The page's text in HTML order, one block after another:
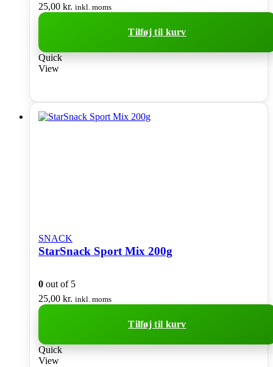
25,00 kr. inkl. moms
Tilføj til kurv
Quick
View
SNACK
StarSnack Sport Mix 200g
0 out of 5
25,00 kr. inkl. moms
Tilføj til kurv
Quick
View